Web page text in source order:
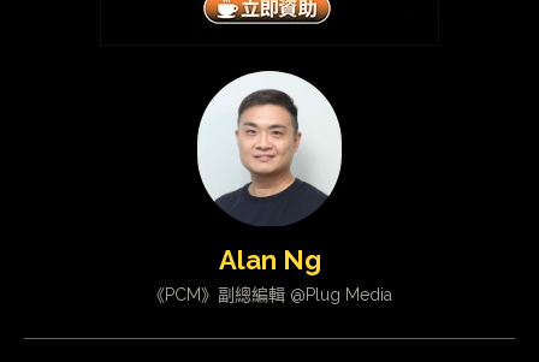
Alan Ng
《PCM》副總編輯 @Plug Media